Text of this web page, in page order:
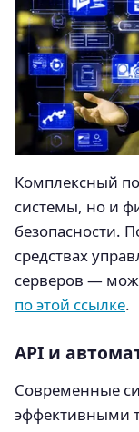
Комплексный
системы, но и
безопасности.
средствах
серверов —
по этой ссылке.
API и
Современные
эффективными